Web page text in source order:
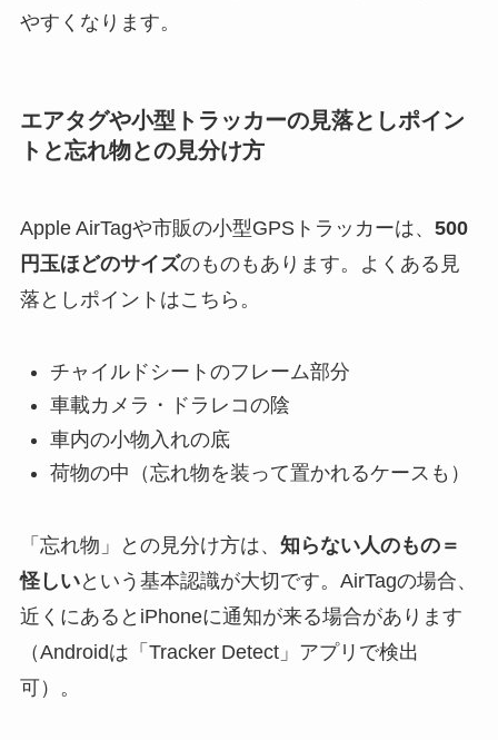
やすくなります。
エアタグや小型トラッカーの見落としポイン
トと忘れ物との見分け方
Apple AirTagや市販の小型GPSトラッカーは、 500
円玉ほどのサイズのものもあります。よくある見
落としポイントはこちら。
チャイルドシートのフレーム部分
車載カメラ・ドラレコの陰
車内の小物入れの底
荷物の中（忘れ物を装って置かれるケースも）
「忘れ物」との見分け方は、 知らない人のもの＝
怪しいという基本認識が大切です。AirTagの場合、
近くにあるとiPhoneに通知が来る場合があります
（Androidは「Tracker Detect」アプリで検出
可）。